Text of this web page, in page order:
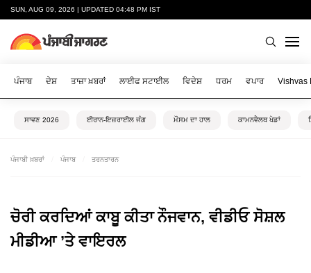
SUN, AUG 09, 2026 | UPDATED 04:48 PM IST
ਪੰਜਾਬ ਦੇਸ਼ ਤਾਜ਼ਾ ਖ਼ਬਰਾਂ ਲਾਈਫ ਸਟਾਈਲ ਵਿਦੇਸ਼ ਧਰਮ ਵਪਾਰ Vishvas
ਸਾਵਣ 2026 ਈਰਾਨ-ਇਜ਼ਰਾਈਲ ਜੰਗ ਮੌਸਮ ਦਾ ਹਾਲ ਕਾਮਨਵੈਲਥ ਖੇਡਾਂ
ਪੰਜਾਬੀ ਖ਼ਬਰਾਂ ਪੰਜਾਬ ਤਰਨਤਾਰਨ
ਚੋਰੀ ਕਰਦਿਆਂ ਕਾਬੂ ਕੀਤਾ ਨੌਜਵਾਨ, ਵੀਡੀਓ ਸੋਸ਼ਲ
ਮੀਡੀਆ ’ਤੇ ਵਾਇਰਲ